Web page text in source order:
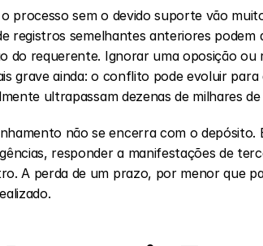
processo sem o devido suporte vão
registros semelhantes anteriores
do requerente. Ignorar uma oposição
grave ainda: o conflito pode evoluir
ultrapassam dezenas de milhares de
não se encerra com o
responder a manifestações de
A perda de um prazo, por menor que